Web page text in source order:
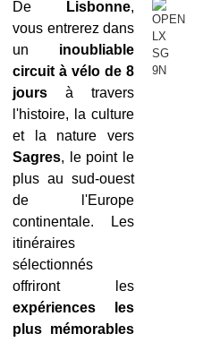
De Lisbonne,
vous entrerez dans
un inoubliable
circuit à vélo de 8
jours à travers
l'histoire, la culture
et la nature vers
Sagres, le point le
plus au sud-ouest
de l'Europe
continentale. Les
itinéraires
sélectionnés
offriront les
expériences les
plus mémorables